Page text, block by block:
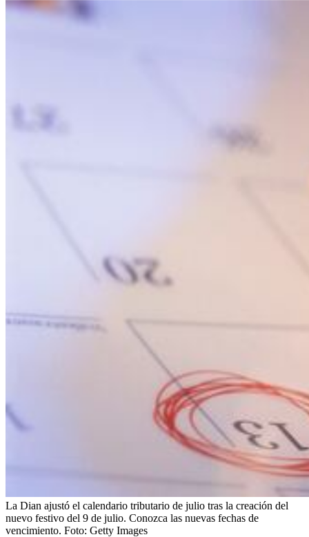
La Dian ajustó el calendario tributario de julio tras la creación del
nuevo festivo del 9 de julio. Conozca las nuevas fechas de
vencimiento. Foto: Getty Images